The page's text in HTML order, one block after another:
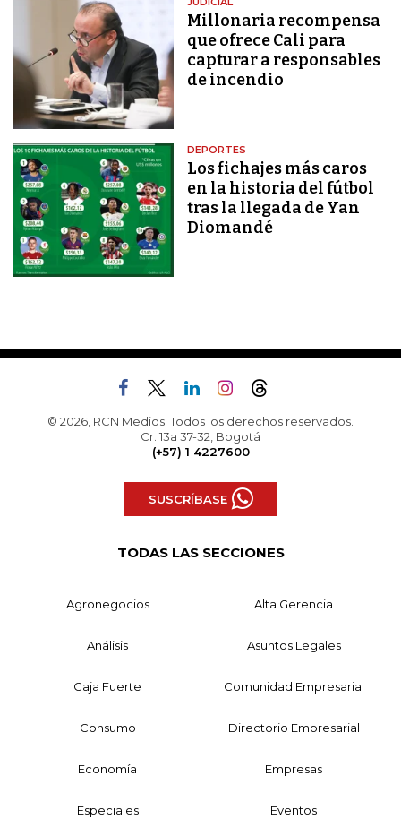
Millonaria recompensa
que ofrece Cali para
capturar a responsables
de incendio
DEPORTES
Los fichajes más caros
en la historia del fútbol
tras la llegada de Yan
Diomandé
© 2026, RCN Medios. Todos los derechos reservados.
Cr. 13a 37-32, Bogotá
(+57) 1 4227600
SUSCRÍBASE
TODAS LAS SECCIONES
Agronegocios Alta Gerencia
Análisis Asuntos Legales
Caja Fuerte Comunidad Empresarial
Consumo Directorio Empresarial
Economía Empresas
Especiales Eventos